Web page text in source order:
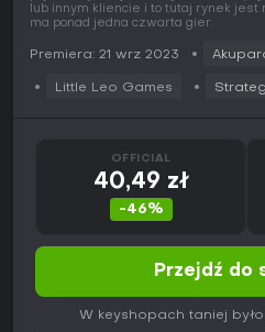
lub innym kliencie i to tutaj rynek jest
ma ponad jedna czwarta gier.
Premiera: 21 wrz 2023
Little Leo Games
OFFICIAL
40,49 zł
-46%
Przejdź do
W keyshopach taniej